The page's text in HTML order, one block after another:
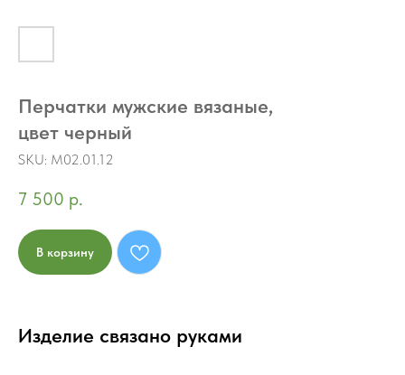
Перчатки мужские вязаные,
цвет черный
SKU: M02.01.12
7 500 р.
В корзину
Изделие связано руками